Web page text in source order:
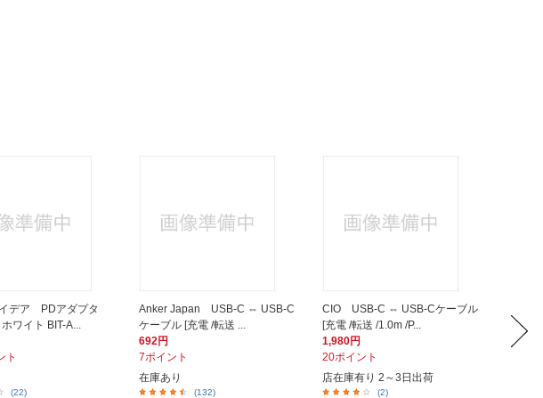
デア PDアダプタ
ワイト BIT-A...
ト
(22)
Anker Japan USB-C ⇔ USB-C
ケーブル [充電 /転送 ...
692円
7ポイント
在庫あり
(132)
CIO USB-C ⇔ USB-Cケーブル
[充電 /転送 /1.0m /P...
1,980円
20ポイント
店在庫有り 2～3日出荷
(2)
ー
2,860円